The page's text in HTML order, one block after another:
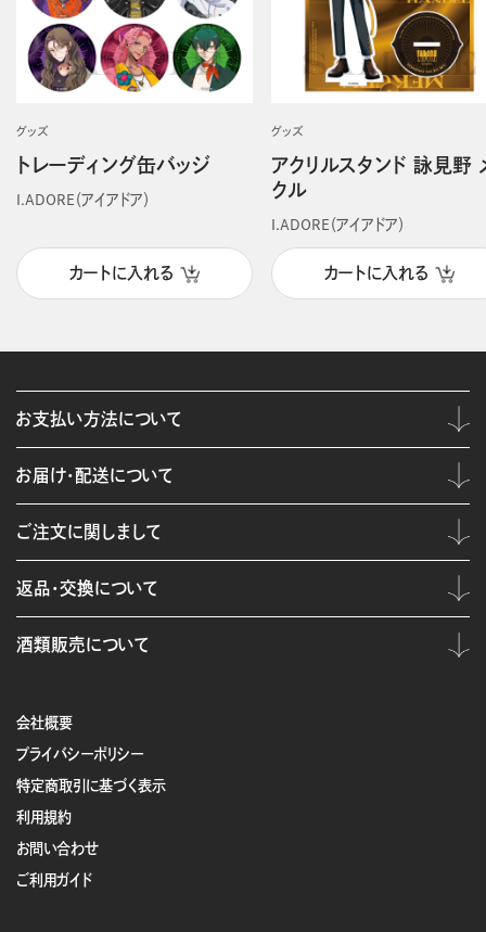
グッズ
トレーディング缶バッジ
I.ADORE（アイアドア）
カートに入れる
グッズ
アクリルスタンド 詠見野
クル
I.ADORE（アイアドア）
カートに入れる
会社概要
プライバシーポリシー
特定商取引に基づく表示
利用規約
お問い合わせ
ご利用ガイド
お支払い方法について
お届け・配送について
ご注文に関しまして
返品・交換について
酒類販売について